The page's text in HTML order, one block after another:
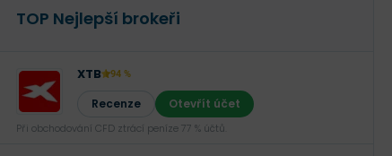
TOP Nejlepší brokeři
XTB 94 %
Recenze Otevřít účet
Při obchodování CFD ztrácí peníze 77 % účtů.